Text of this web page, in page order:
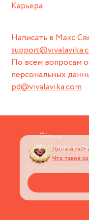
Написать в Макс
По всем вопросам
персональных
pd@vivalavika.com
Карьера
Оферта
Политика
Данный сайт
Что такое